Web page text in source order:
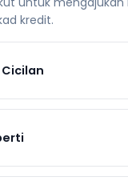
kredit.